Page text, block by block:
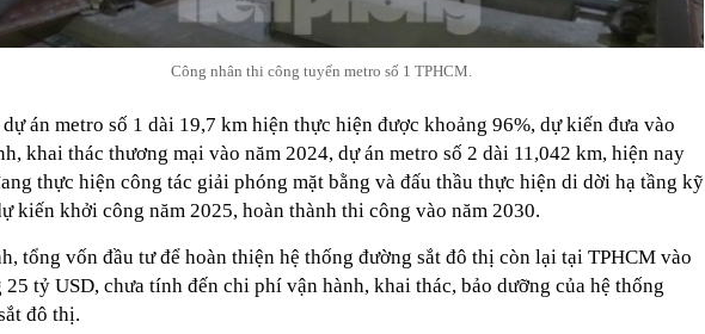
Công nhân thi công tuyến metro số 1 TPHCM.
dự án metro số 1 dài 19,7 km hiện thực hiện được khoảng 96%, dự kiến đưa vào
khai thác thương mại vào năm 2024, dự án metro số 2 dài 11,042 km, hiện nay
thực hiện công tác giải phóng mặt bằng và đấu thầu thực hiện di dời hạ tầng kỹ
kiến khởi công năm 2025, hoàn thành thi công vào năm 2030.
tổng vốn đầu tư để hoàn thiện hệ thống đường sắt đô thị còn lại tại TPHCM vào
25 tỷ USD, chưa tính đến chi phí vận hành, khai thác, bảo dưỡng của hệ thống
đô thị.